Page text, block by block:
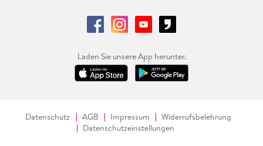
Laden Sie unsere App herunter.
Datenschutz AGB Impressum
Widerrufsbelehrung
Datenschutzeinstellungen